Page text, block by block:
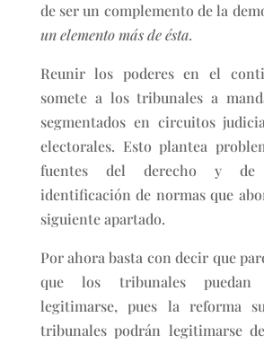
de ser un complemento de la
un elemento más de ésta.
Reunir los poderes en el
somete a los tribunales a
segmentados en circuitos
electorales. Esto plantea
fuentes del derecho y
identificación de normas que
siguiente apartado.
Por ahora basta con decir que
que los tribunales puedan
legitimarse, pues la reforma
tribunales podrán legitimarse